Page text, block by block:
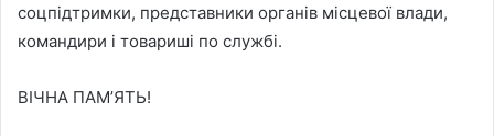
соцпідтримки, представники органів місцевої влади,
командири і товариші по службі.
ВІЧНА ПАМ’ЯТЬ!